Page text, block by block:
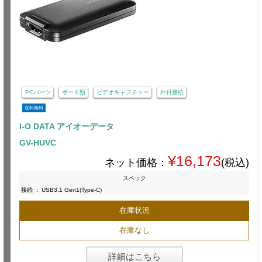
PCパーツ ボード類 ビデオキャプチャー 外付接続
送料無料
I-O DATA アイオーデータ
GV-HUVC
ネット価格： ¥16,173(税込)
スペック
接続 : USB3.1 Gen1(Type-C)
在庫状況
在庫なし
詳細はこちら